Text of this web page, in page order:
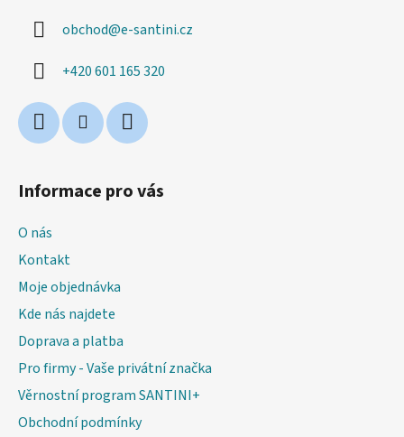
obchod@e-santini.cz
+420 601 165 320
Informace pro vás
O nás
Kontakt
Moje objednávka
Kde nás najdete
Doprava a platba
Pro firmy - Vaše privátní značka
Věrnostní program SANTINI+
Obchodní podmínky